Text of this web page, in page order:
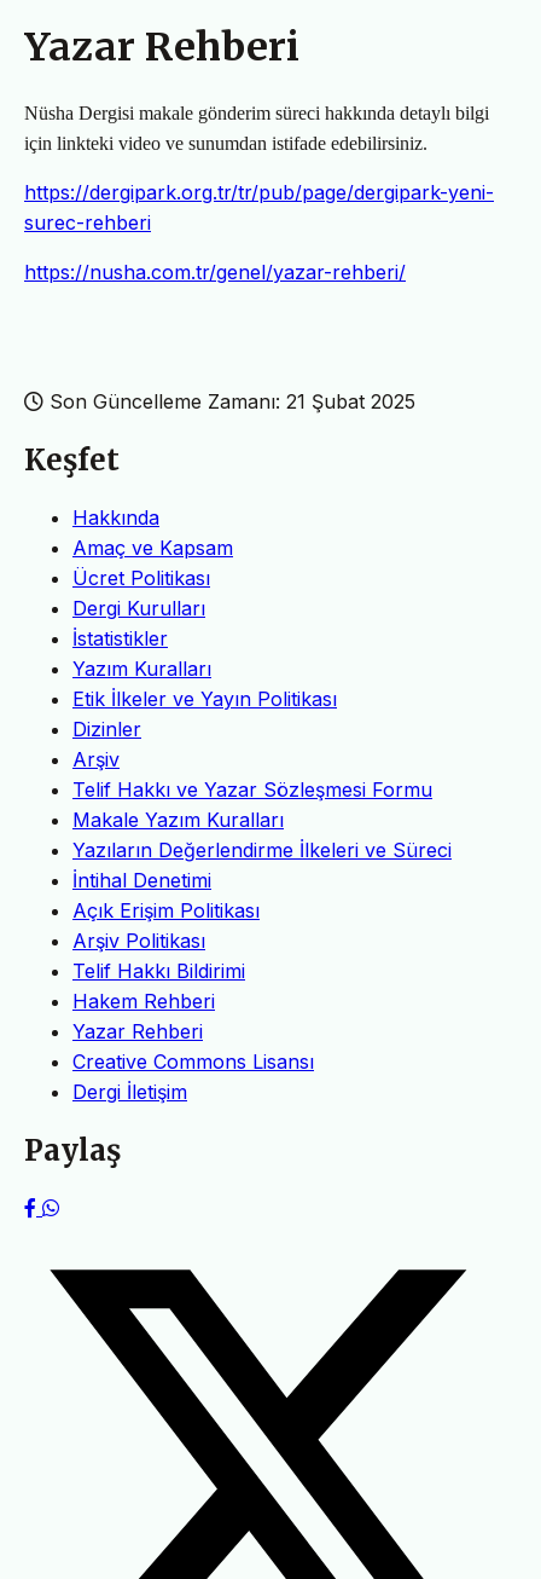
Yazar Rehberi
Nüsha Dergisi makale gönderim süreci hakkında detaylı bilgi
için linkteki video ve sunumdan istifade edebilirsiniz.
https://dergipark.org.tr/tr/pub/page/dergipark-yeni-
surec-rehberi
https://nusha.com.tr/genel/yazar-rehberi/
Son Güncelleme Zamanı: 21 Şubat 2025
Keşfet
Hakkında
Amaç ve Kapsam
Ücret Politikası
Dergi Kurulları
İstatistikler
Yazım Kuralları
Etik İlkeler ve Yayın Politikası
Dizinler
Arşiv
Telif Hakkı ve Yazar Sözleşmesi Formu
Makale Yazım Kuralları
Yazıların Değerlendirme İlkeleri ve Süreci
İntihal Denetimi
Açık Erişim Politikası
Arşiv Politikası
Telif Hakkı Bildirimi
Hakem Rehberi
Yazar Rehberi
Creative Commons Lisansı
Dergi İletişim
Paylaş